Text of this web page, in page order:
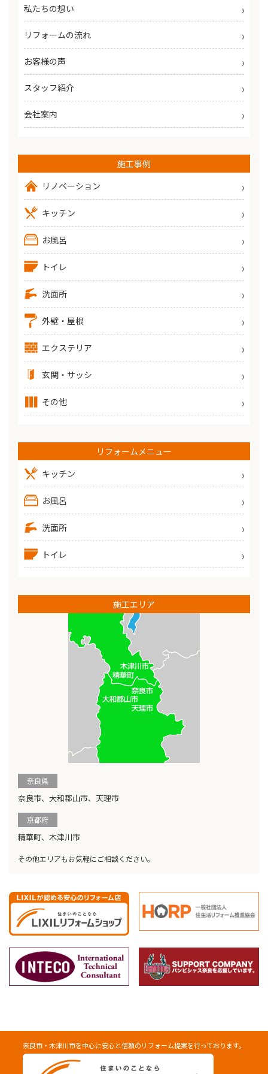
私たちの想い
リフォームの流れ
お客様の声
スタッフ紹介
会社案内
施工事例
リノベーション
キッチン
お風呂
トイレ
洗面所
外壁・屋根
エクステリア
玄関・サッシ
その他
リフォームメニュー
キッチン
お風呂
洗面所
トイレ
施工エリア
奈良県
奈良市、大和郡山市、天理市
京都府
精華町、木津川市
その他エリアもお気軽にご相談ください。
奈良市・木津川市を中心に安心と信頼のリフォーム提案を行っております。